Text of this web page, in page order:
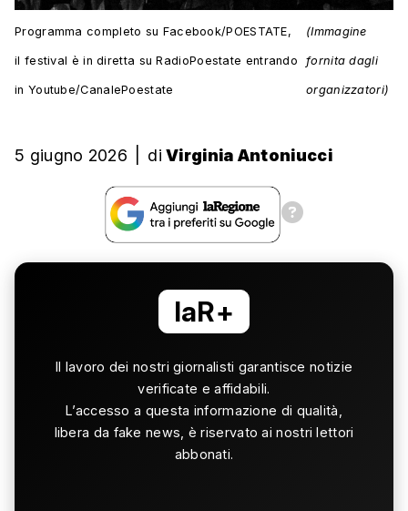
Programma completo su Facebook/POESTATE,
il festival è in diretta su RadioPoestate entrando
in Youtube/CanalePoestate
(Immagine
fornita dagli
organizzatori)
5 giugno 2026 di Virginia Antoniucci
laR+
Il lavoro dei nostri giornalisti garantisce notizie
verificate e affidabili.
L’accesso a questa informazione di qualità,
libera da fake news, è riservato ai nostri lettori
abbonati.